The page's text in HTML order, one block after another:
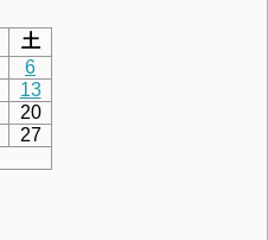
土
6
13
20
27